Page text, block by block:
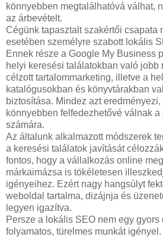
könnyebben megtalálhatóvá válhat,
az árbevételt.
Cégünk tapasztalt szakértői csapata
esetében személyre szabott lokális
Ennek része a Google My Business
helyi keresési találatokban való jobb
célzott tartalommarketing, illetve a
katalógusokban és könyvtárakban
biztosítása. Mindez azt
könnyebben felfedezhetővé válnak
számára.
Az általunk alkalmazott módszerek
a keresési találatok javítását
fontos, hogy a vállalkozás online
márkaimázsa is tökéletesen
igényeihez. Ezért nagy hangsúlyt
weboldal tartalma, dizájnja és
legyen igazítva.
Persze a lokális SEO nem egy
folyamatos, türelmes munkát